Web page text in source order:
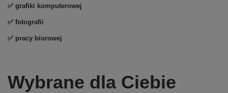
✅ grafiki komputerowej
✅ fotografii
✅ pracy biurowej
Wybrane dla Ciebie